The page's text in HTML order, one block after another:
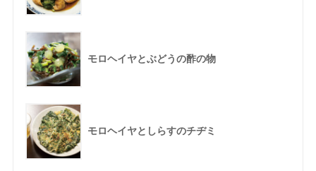
モロヘイヤとぶどうの酢の物
モロヘイヤとしらすのチヂミ